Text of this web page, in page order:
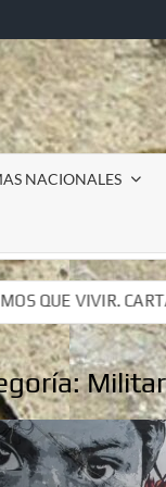
NACIONALES